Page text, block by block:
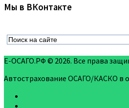
Мы в ВКонтакте
Е-ОСАГО.РФ © 2026. Все права
Автострахование ОСАГО/КАСКО в